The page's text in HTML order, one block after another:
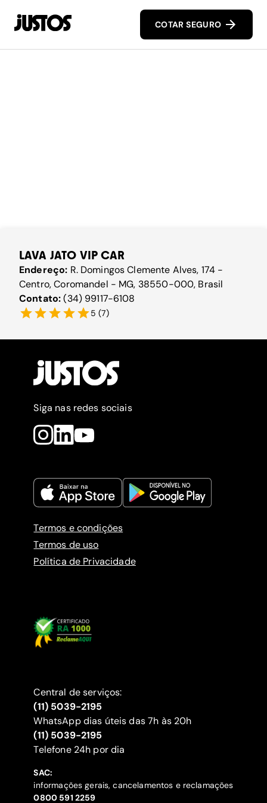
COTAR SEGURO
LAVA JATO VIP CAR
Endereço: R. Domingos Clemente Alves, 174 -
Centro, Coromandel - MG, 38550-000, Brasil
Contato:(34) 99117-6108
5 (7)
Siga nas redes sociais
Termos e condições
Termos de uso
Política de Privacidade
Central de serviços:
(11) 5039-2195
WhatsApp dias úteis das 7h às 20h
(11) 5039-2195
‍Telefone 24h por dia
SAC:
informações gerais, cancelamentos e reclamações
‍0800 591 2259